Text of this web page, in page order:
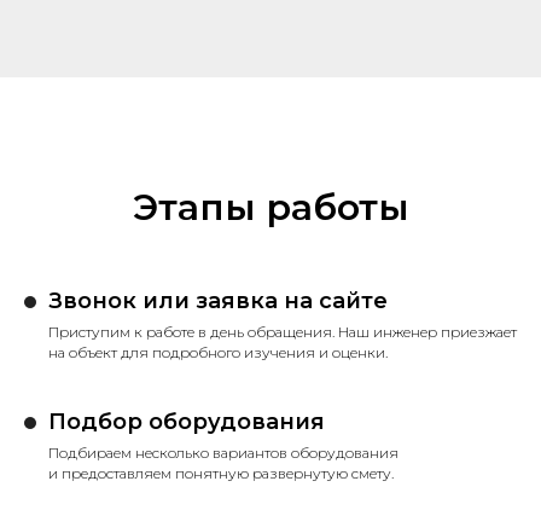
Этапы работы
Звонок или заявка на сайте
Приступим к работе в день обращения. Наш инженер приезжает
на объект для подробного изучения и оценки.
Подбор оборудования
Подбираем несколько вариантов оборудования
и предоставляем понятную развернутую смету.